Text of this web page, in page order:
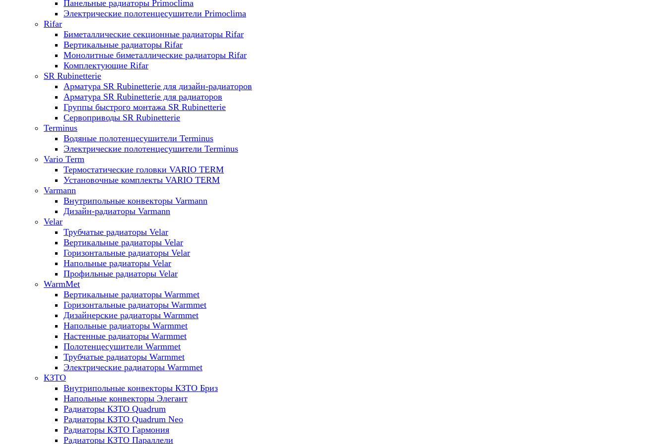
Панельные радиаторы Primoclima
Электрические полотенцесушители Primoclima
Rifar
Биметаллические секционные радиаторы Rifar
Вертикальные радиаторы Rifar
Монолитные биметаллические радиаторы Rifar
Комплектующие Rifar
SR Rubinetterie
Арматура SR Rubinetterie для дизайн-радиаторов
Арматура SR Rubinetterie для радиаторов
Группы быстрого монтажа SR Rubinetterie
Сервоприводы SR Rubinetterie
Terminus
Водяные полотенцесушители Terminus
Электрические полотенцесушители Terminus
Vario Term
Термостатические головки VARIO TERM
Установочные комплекты VARIO TERM
Varmann
Внутрипольные конвекторы Varmann
Дизайн-радиаторы Varmann
Velar
Трубчатые радиаторы Velar
Вертикальные радиаторы Velar
Горизонтальные радиаторы Velar
Напольные радиаторы Velar
Профильные радиаторы Velar
WarmMet
Вертикальные радиаторы Warmmet
Горизонтальные радиаторы Warmmet
Дизайнерские радиаторы Warmmet
Напольные радиаторы Warmmet
Настенные радиаторы Warmmet
Полотенцесушители Warmmet
Трубчатые радиаторы Warmmet
Электрические радиаторы Warmmet
КЗТО
Внутрипольные конвекторы КЗТО Бриз
Напольные конвекторы Элегант
Радиаторы КЗТО Quadrum
Радиаторы КЗТО Quadrum Neo
Радиаторы КЗТО Гармония
Радиаторы КЗТО Параллели